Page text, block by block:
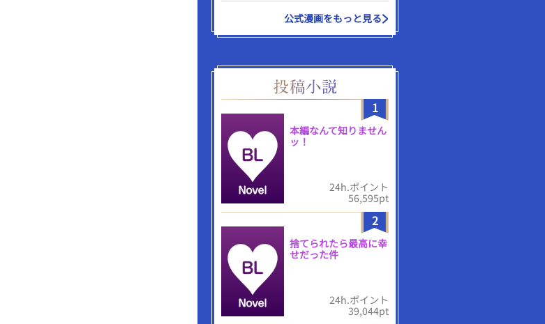
公式漫画をもっと見る
1
本編なんて知りません
ッ！
24h.ポイント
56,595pt
2
捨てられたら最高に幸
せだった件
24h.ポイント
39,044pt